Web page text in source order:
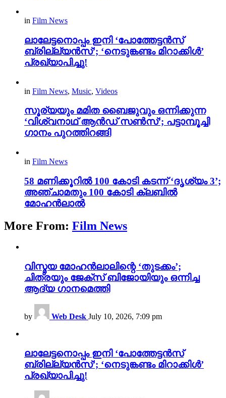
in Film News
ലാലേട്ടനൊപ്പം ഇനി ‘പോത്തേട്ടൻസ്
ബ്രില്ല്യൻസ്’; ‘നെടുങ്കണ്ടം മിറാക്കിൾ’
പ്രഖ്യാപിച്ചു!
in Film News, Music, Videos
സൂര്യയും മമിത ബൈജുവും ഒന്നിക്കുന്ന
‘വിശ്വനാഥ് ആൻഡ് സൺസ്’; പട്ടാമ്പൂച്ചി
ഗാനം പുറത്തിറങ്ങി
in Film News
58 മണിക്കൂറിൽ 100 കോടി കടന്ന് ‘ദൃശ്യം 3’;
അഞ്ചാമതും 100 കോടി ക്ലബിൽ
മോഹൻലാൽ
More From: Film News
വിസ്മയ മോഹൻലാലിന്റെ ‘തുടക്കം’;
ചിത്രയും ജേക്സ് ബിജോയിയും ഒന്നിച്ച
ആദ്യ ഗാനമെത്തി
by Web Desk July 10, 2026, 7:09 pm
ലാലേട്ടനൊപ്പം ഇനി ‘പോത്തേട്ടൻസ്
ബ്രില്ല്യൻസ്’; ‘നെടുങ്കണ്ടം മിറാക്കിൾ’
പ്രഖ്യാപിച്ചു!